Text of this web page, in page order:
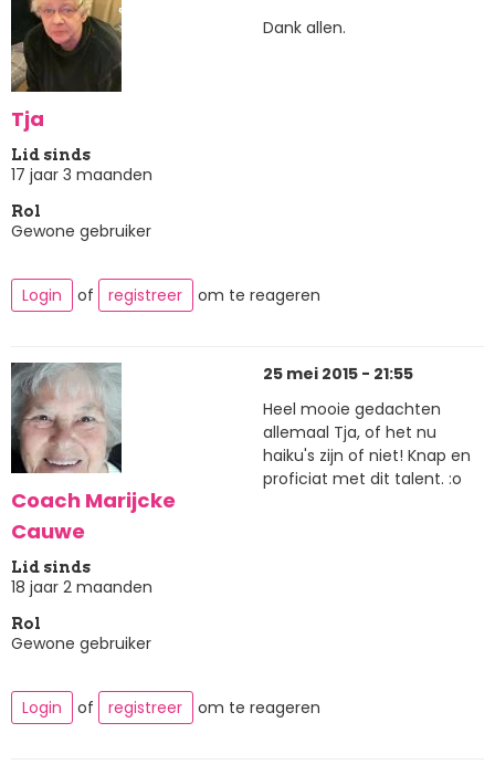
Tja
Lid sinds
17 jaar 3 maanden
Rol
Gewone gebruiker
Dank allen.
Login of registreer om te reageren
Coach Marijcke
Cauwe
Lid sinds
18 jaar 2 maanden
Rol
Gewone gebruiker
25 mei 2015 - 21:55
Heel mooie gedachten
allemaal Tja, of het nu
haiku's zijn of niet! Knap en
proficiat met dit talent. :o
Login of registreer om te reageren